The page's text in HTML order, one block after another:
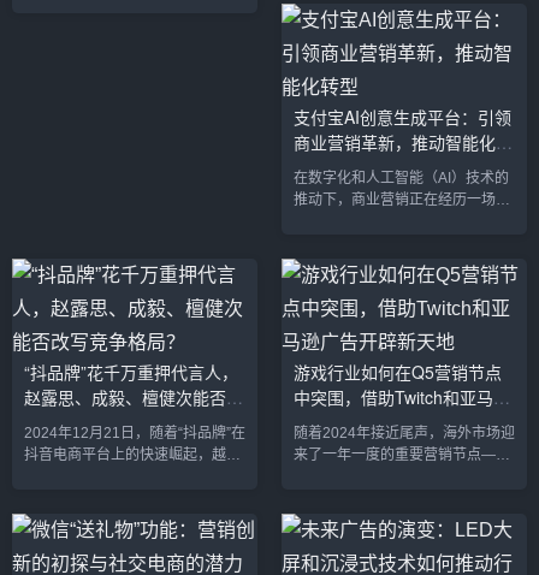
的货品出口，而是逐步向品牌出海
转型。在这个过程中，AI技术作为
推动精细化运营和品牌创意的核心
力量，正在发挥着愈发重要的作
用。尤其是在2024年，AI与跨境电
商的深度融合，不仅让卖家能够在
效率上实现大幅跃升，也为全球品
品牌建设进入AI时代品牌建设一
直...
支付宝AI创意生成平台：引领
商业营销革新，推动智能化转
型
在数字化和人工智能（AI）技术的
推动下，商业营销正在经历一场深
意”，旨在为商家机构提供智能化、
快速生成创意素材和营销广告分析
的服务。自平台推出以来，已累计
为商家生成超过8700万张AI素材，
成为企业实现精准营销和降低创意
成本的重要工具。这一举措不仅代
表着支付宝在商业生态中的进一步
业营销领域应用的一个重要突...
“抖品牌”花千万重押代言人，
赵露思、成毅、檀健次能否改
写竞争格局？
2024年12月21日，随着“抖品牌”在
抖音电商平台上的快速崛起，越来
为品牌代言人，以借此推动品牌的
认知度和销售额。近期，赵露思、
成毅和檀健次等顶流艺人纷纷成为
游戏行业如何在Q5营销节点
中突围，借助Twitch和亚马逊
广告开辟新天地
随着2024年接近尾声，海外市场迎
来了一年一度的重要营销节点——
时机。这个节点，带来了极高的娱
乐和购物活跃度，尤其对于游戏产
品而言，不仅玩家们会积极接受新